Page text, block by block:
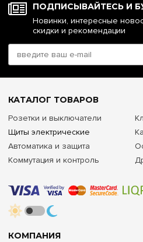
ПОДПИСЫВАЙТЕСЬ И
Новинки, интересные
скидки и рекомендации
КОМПАНИЯ
КАТАЛОГ ТОВАРОВ
Розетки и выключатели
Щиты электрические
Автоматика и защита
Коммутация и контроль